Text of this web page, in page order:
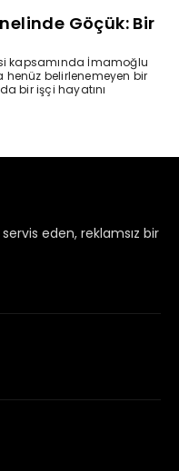
servis eden, reklamsız bir